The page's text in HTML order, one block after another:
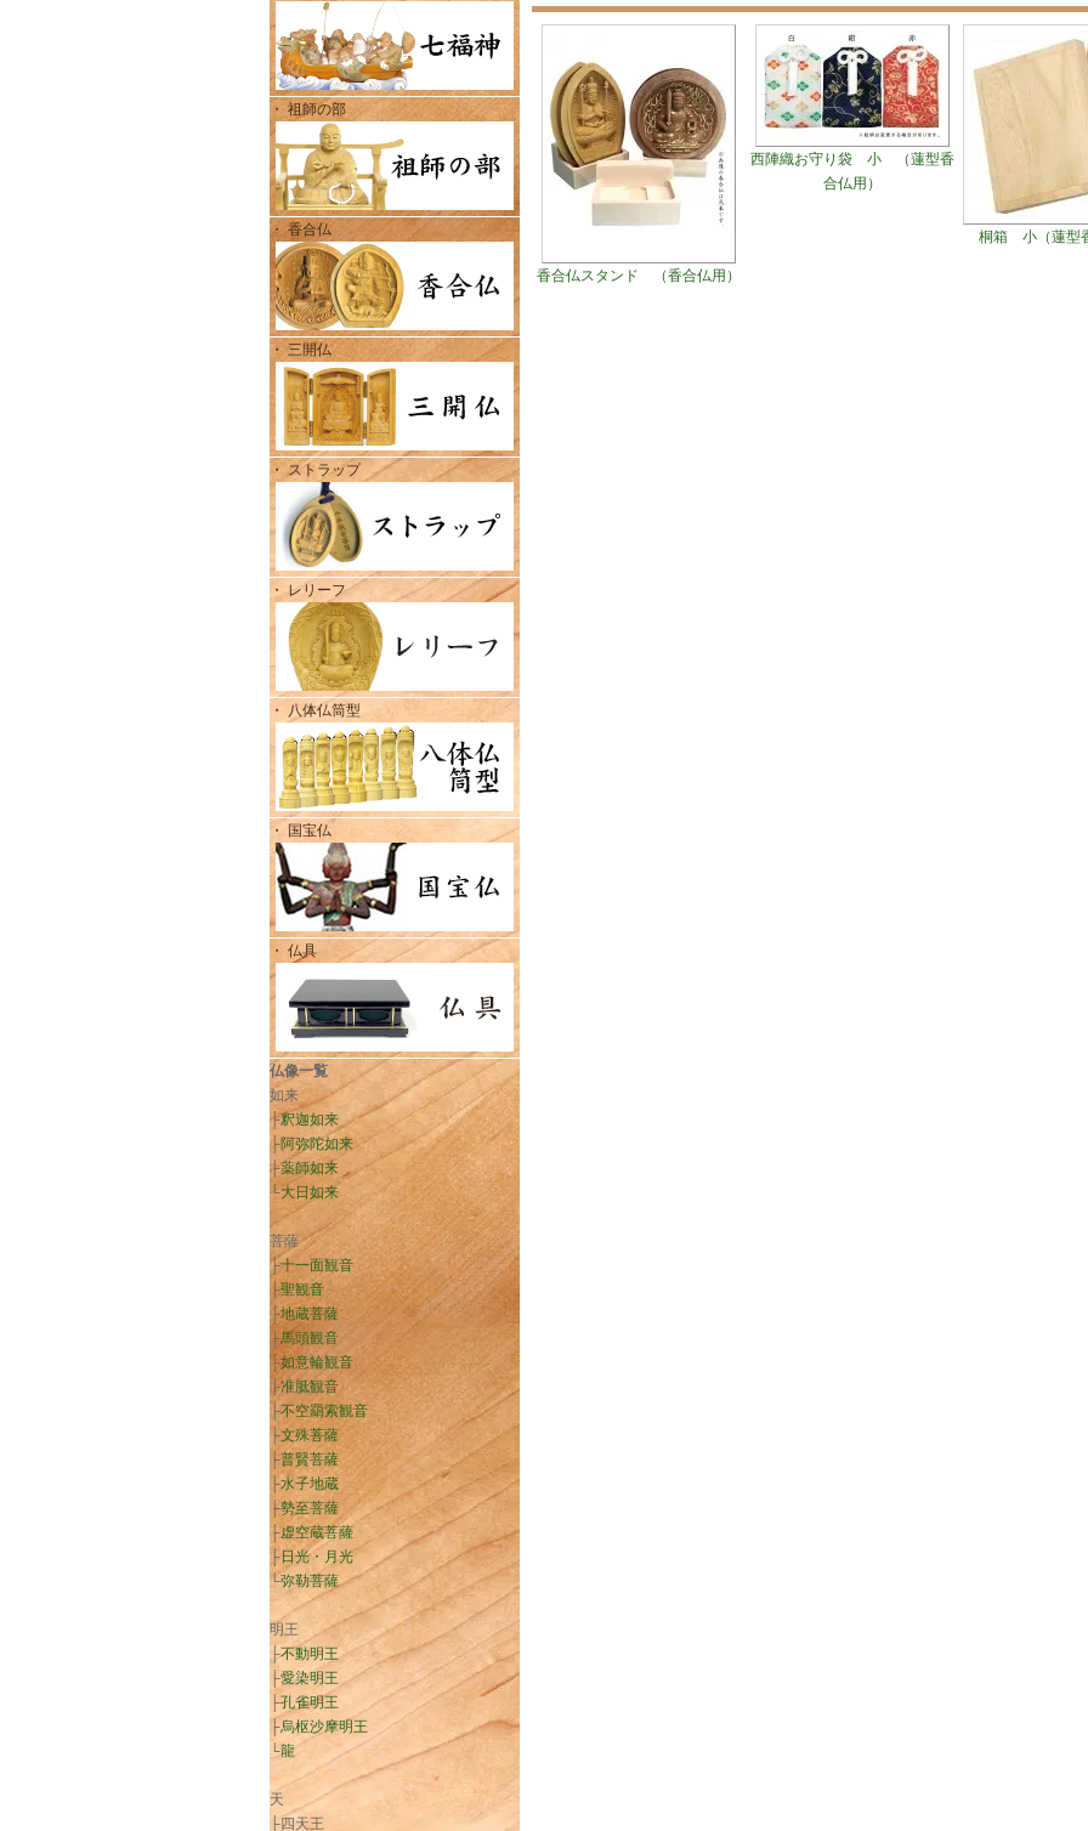
・ 祖師の部
・ 香合仏
・ 三開仏
・ ストラップ
・ レリーフ
・ 八体仏筒型
・ 国宝仏
・ 仏具
仏像一覧
如来
├釈迦如来
├阿弥陀如来
├薬師如来
└大日如来
菩薩
├十一面観音
├聖観音
├地蔵菩薩
├馬頭観音
├如意輪観音
├准胝観音
├不空羂索観音
├文殊菩薩
├普賢菩薩
├水子地蔵
├勢至菩薩
├虚空蔵菩薩
├日光・月光
└弥勒菩薩
明王
├不動明王
├愛染明王
├孔雀明王
├烏枢沙摩明王
└龍
天
├四天王
香合仏スタンド （香合仏用）
西陣織お守り袋 小 （蓮型香
合仏用）
桐箱 小（蓮型